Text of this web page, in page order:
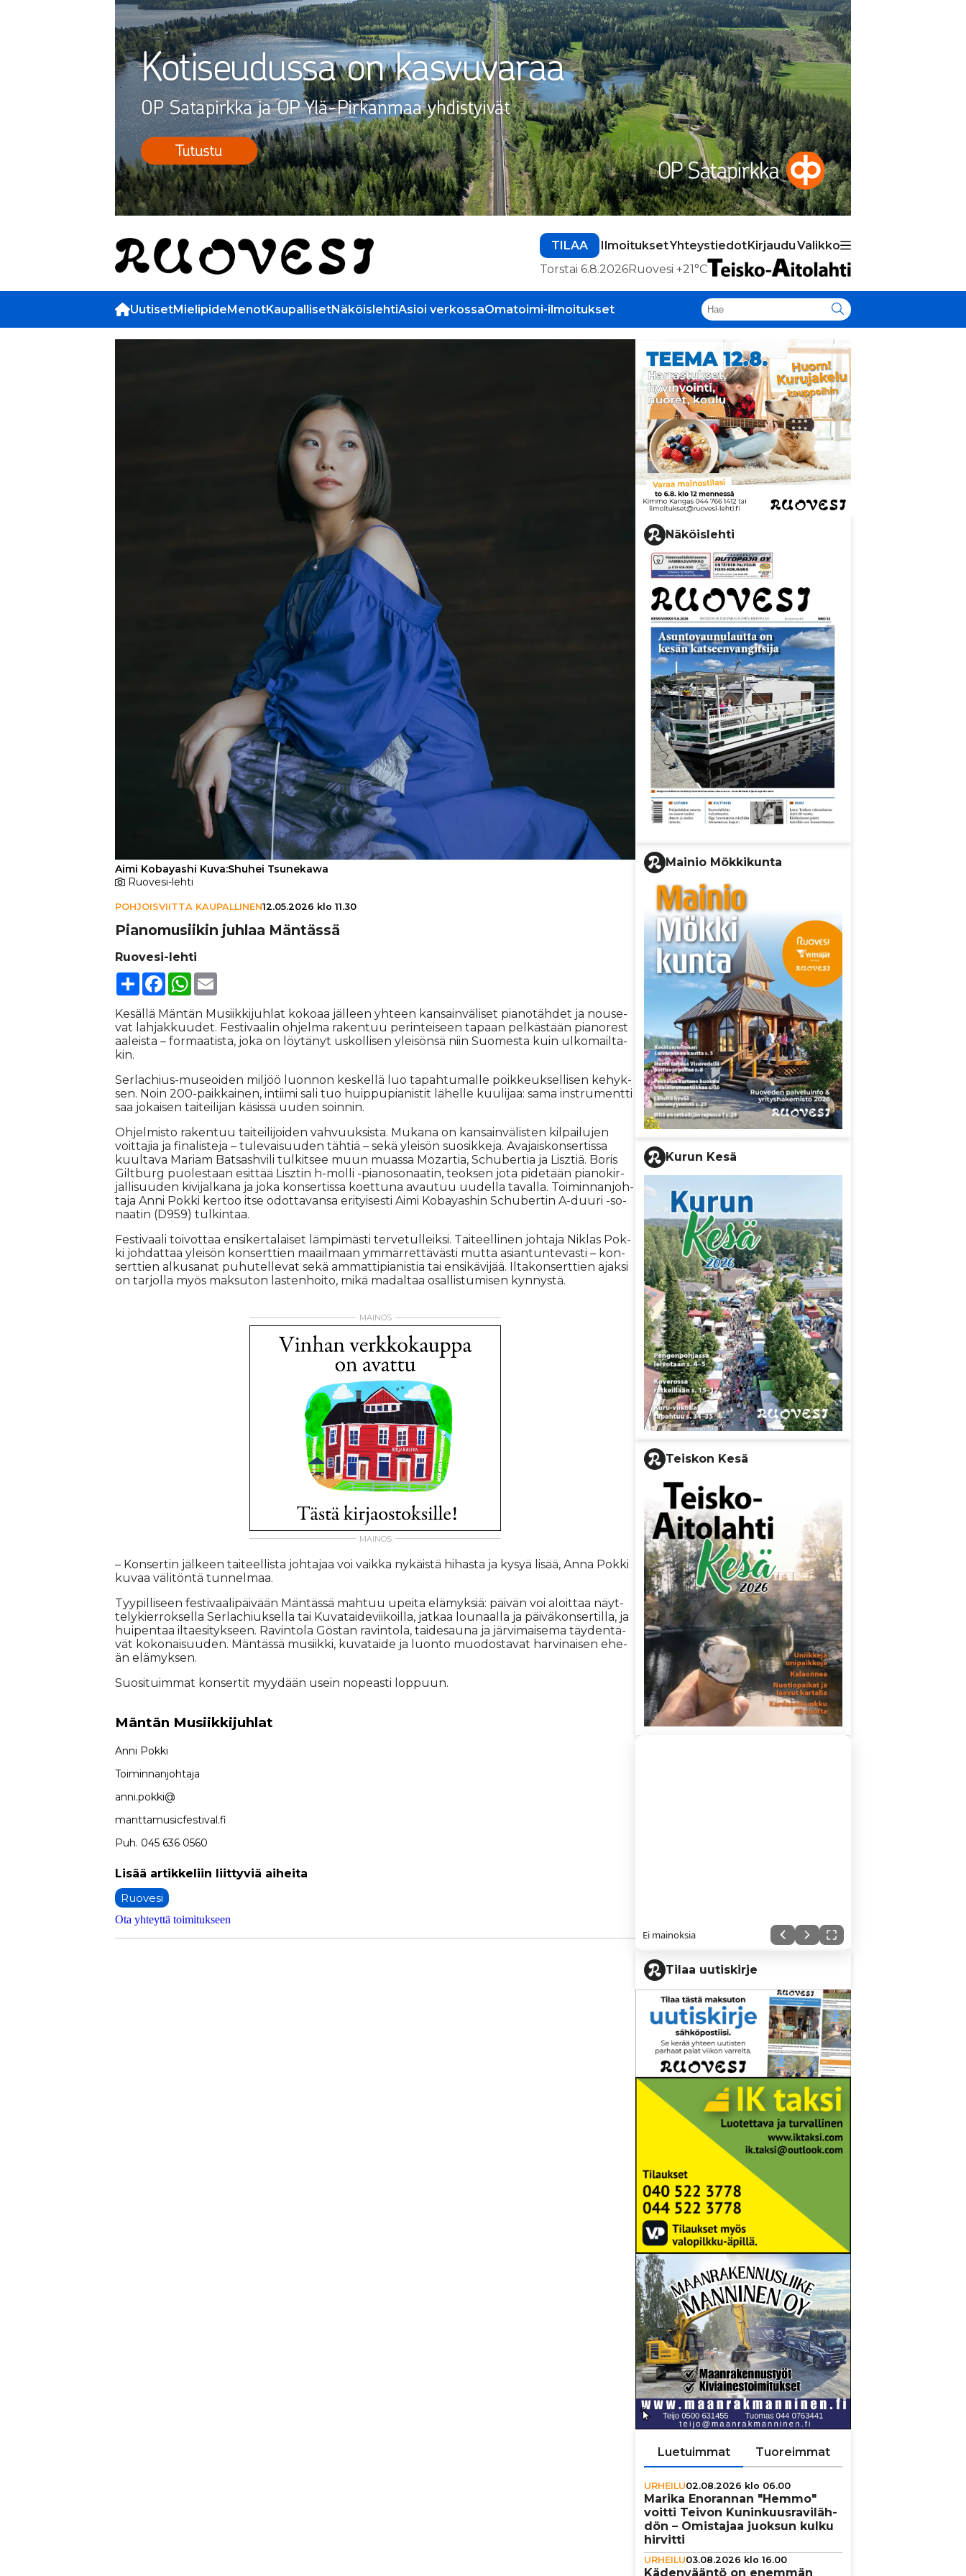
TILAA IlmoituksetYhteystiedotKirjauduValikko
Torstai 6.8.2026Ruovesi +21°C
UutisetMielipideMenotKaupallisetNäköislehtiAsioi verkossaOmatoimi-ilmoitukset
Aimi Kobayashi Kuva:Shuhei Tsunekawa
Ruovesi-lehti
POHJOISVIITTA KAUPALLINEN12.05.2026 klo 11.30
Pia­no­mu­sii­kin juhlaa Mäntässä
Ruovesi-lehti
Share FacebookWhatsApp
Ke­säl­lä Män­tän Mu­siik­ki­juh­lat ko­ko­aa jäl­leen yh­teen kan­sain­vä­li­set pi­a­no­täh­det ja nou­se­
vat lah­jak­kuu­det. Fes­ti­vaa­lin oh­jel­ma ra­ken­tuu pe­rin­tei­seen ta­paan pel­käs­tään pi­a­no­rest
aa­leis­ta – for­maa­tis­ta, joka on löy­tä­nyt us­kol­li­sen ylei­sön­sä niin Suo­mes­ta kuin ul­ko­mail­ta­
kin.
Ser­lac­hius-mu­se­oi­den mil­jöö luon­non kes­kel­lä luo ta­pah­tu­mal­le poik­keuk­sel­li­sen ke­hyk­
sen. Noin 200-paik­kai­nen, in­tii­mi sali tuo huip­pu­pi­a­nis­tit lä­hel­le kuu­li­jaa: sama inst­ru­ment­ti
saa jo­kai­sen tai­tei­li­jan kä­sis­sä uu­den soin­nin.
Oh­jel­mis­to ra­ken­tuu tai­tei­li­joi­den vah­vuuk­sis­ta. Mu­ka­na on kan­sain­vä­lis­ten kil­pai­lu­jen
voit­ta­jia ja fi­na­lis­te­ja – tu­le­vai­suu­den täh­tiä – sekä ylei­sön suo­sik­ke­ja. Ava­jais­kon­ser­tis­sa
kuul­ta­va Ma­ri­am Bat­sash­vi­li tul­kit­see muun mu­as­sa Mo­zar­tia, Schu­ber­tia ja Lisz­tiä. Bo­ris
Gilt­burg puo­les­taan esit­tää Lisz­tin h-mol­li -pi­a­no­so­naa­tin, te­ok­sen jota pi­de­tään pi­a­no­kir­
jal­li­suu­den ki­vi­jal­ka­na ja joka kon­ser­tis­sa ko­et­tu­na avau­tuu uu­del­la ta­val­la. Toi­min­nan­joh­
ta­ja An­ni Pok­ki ker­too it­se odot­ta­van­sa eri­tyi­ses­ti Ai­mi Ko­ba­yas­hin Schu­ber­tin A-duu­ri -so­
naa­tin (D959) tul­kin­taa.
Fes­ti­vaa­li toi­vot­taa en­si­ker­ta­lai­set läm­pi­mäs­ti ter­ve­tul­leik­si. Tai­teel­li­nen joh­ta­ja Nik­las Pok­
ki joh­dat­taa ylei­sön kon­sert­tien maa­il­maan ym­mär­ret­tä­väs­ti mut­ta asi­an­tun­te­vas­ti – kon­
sert­tien al­ku­sa­nat pu­hu­tel­le­vat sekä am­mat­ti­pi­a­nis­tia tai en­si­kä­vi­jää. Il­ta­kon­sert­tien ajak­si
on tar­jol­la myös mak­su­ton las­ten­hoi­to, mikä ma­dal­taa osal­lis­tu­mi­sen kyn­nys­tä.
– Kon­ser­tin jäl­keen tai­teel­lis­ta joh­ta­jaa voi vaik­ka ny­käis­tä hi­has­ta ja ky­syä li­sää, An­na Pok­ki
ku­vaa vä­li­tön­tä tun­nel­maa.
Tyy­pil­li­seen fes­ti­vaa­li­päi­vään Män­täs­sä mah­tuu upei­ta elä­myk­siä: päi­vän voi aloit­taa näyt­
te­ly­kier­rok­sel­la Ser­lac­hiuk­sel­la tai Ku­va­tai­de­vii­koil­la, jat­kaa lou­naal­la ja päi­vä­kon­ser­til­la, ja
hui­pen­taa il­ta­e­si­tyk­seen. Ra­vin­to­la Gös­tan ra­vin­to­la, tai­de­sau­na ja jär­vi­mai­se­ma täy­den­tä­
vät ko­ko­nai­suu­den. Män­täs­sä mu­siik­ki, ku­va­tai­de ja luon­to muo­dos­ta­vat har­vi­nai­sen ehe­
än elä­myk­sen.
Suo­si­tuim­mat kon­ser­tit myy­dään usein no­pe­as­ti lop­puun.
Mäntän Musiik­ki­juh­lat
An­ni Pok­ki
Toi­min­nan­joh­ta­ja
an­ni.pok­ki@
mant­ta­mu­sic­fes­ti­val.fi
Puh. 045 636 0560
Ruovesi
Ota yhteyttä toimitukseen
Näköislehti
Mainio Mökkikunta
Kurun Kesä
Teiskon Kesä
Ei mainoksia
Tilaa uutiskirje
Luetuimmat Tuoreimmat
URHEILU02.08.2026 klo 06.00
Marika Enorannan "Hemmo"
voitti Teivon Kunin­kuus­ra­vi­läh­
dön – Omistajaa juoksun kulku
hirvitti
URHEILU03.08.2026 klo 16.00
Käden­vääntö on enemmän